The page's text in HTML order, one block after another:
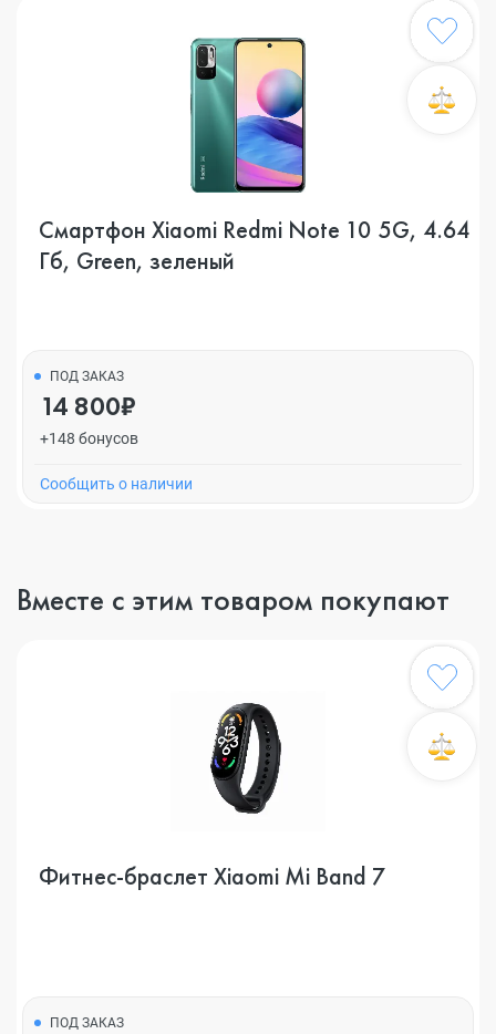
Смартфон Xiaomi Redmi Note 10 5G, 4.64
Гб, Green, зеленый
ПОД ЗАКАЗ
14 800₽
+148 бонусов
Cообщить о наличии
Вместе с этим товаром покупают
Фитнес-браслет Xiaomi Mi Band 7
ПОД ЗАКАЗ